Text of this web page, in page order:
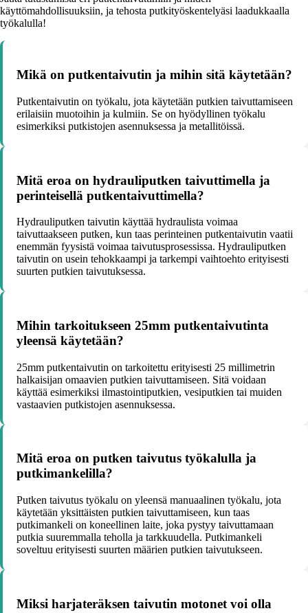
käyttömahdollisuuksiin, ja tehosta putkityöskentelyäsi laadukkaalla
työkalulla!
Mikä on putkentaivutin ja mihin sitä käytetään?
Putkentaivutin on työkalu, jota käytetään putkien taivuttamiseen
erilaisiin muotoihin ja kulmiin. Se on hyödyllinen työkalu
esimerkiksi putkistojen asennuksessa ja metallitöissä.
Mitä eroa on hydrauliputken taivuttimella ja
perinteisellä putkentaivuttimella?
Hydrauliputken taivutin käyttää hydraulista voimaa
taivuttaakseen putken, kun taas perinteinen putkentaivutin vaatii
enemmän fyysistä voimaa taivutusprosessissa. Hydrauliputken
taivutin on usein tehokkaampi ja tarkempi vaihtoehto erityisesti
suurten putkien taivutuksessa.
Mihin tarkoitukseen 25mm putkentaivutinta
yleensä käytetään?
25mm putkentaivutin on tarkoitettu erityisesti 25 millimetrin
halkaisijan omaavien putkien taivuttamiseen. Sitä voidaan
käyttää esimerkiksi ilmastointiputkien, vesiputkien tai muiden
vastaavien putkistojen asennuksessa.
Mitä eroa on putken taivutus työkalulla ja
putkimankelilla?
Putken taivutus työkalu on yleensä manuaalinen työkalu, jota
käytetään yksittäisten putkien taivuttamiseen, kun taas
putkimankeli on koneellinen laite, joka pystyy taivuttamaan
putkia suuremmalla teholla ja tarkkuudella. Putkimankeli
soveltuu erityisesti suurten määrien putkien taivutukseen.
Miksi harjateräksen taivutin motonet voi olla